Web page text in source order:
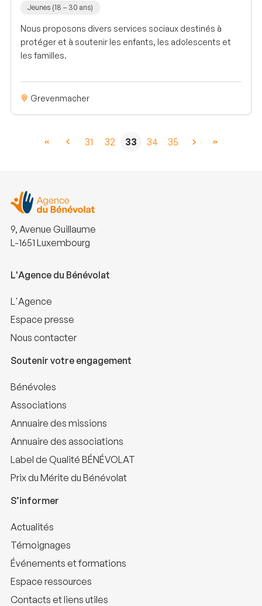
Jeunes (18 – 30 ans)
Nous proposons divers services sociaux destinés à
protéger et à soutenir les enfants, les adolescents et
les familles.
Grevenmacher
31 32 33 34 35
9, Avenue Guillaume
L-1651 Luxembourg
L'Agence du Bénévolat
L'Agence
Espace presse
Nous contacter
Soutenir votre engagement
Bénévoles
Associations
Annuaire des missions
Annuaire des associations
Label de Qualité BÉNÉVOLAT
Prix du Mérite du Bénévolat
S’informer
Actualités
Témoignages
Événements et formations
Espace ressources
Contacts et liens utiles